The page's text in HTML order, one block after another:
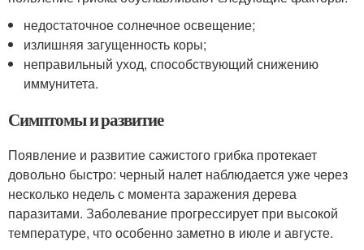
недостаточное солнечное освещение;
излишняя загущенность коры;
неправильный уход, способствующий снижению
иммунитета.
Симптомы и развитие
Появление и развитие сажистого грибка протекает
довольно быстро: черный налет наблюдается уже через
несколько недель с момента заражения дерева
паразитами. Заболевание прогрессирует при высокой
температуре, что особенно заметно в июле и августе.